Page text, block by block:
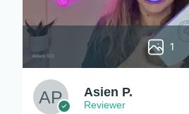
1
Asien P.
Reviewer